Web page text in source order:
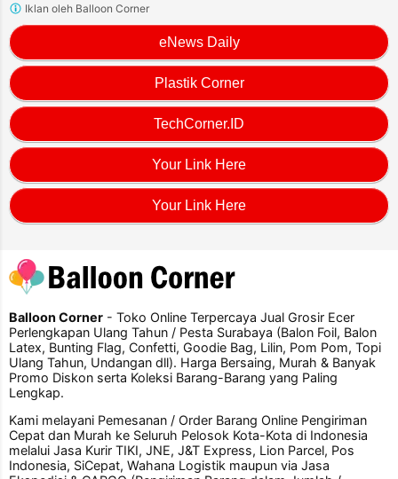
eNews Daily
Plastik Corner
TechCorner.ID
Your Link Here
Your Link Here
Iklan oleh Balloon Corner
Balloon Corner - Toko Online Terpercaya Jual Grosir Ecer
Perlengkapan Ulang Tahun / Pesta Surabaya (Balon Foil, Balon
Latex, Bunting Flag, Confetti, Goodie Bag, Lilin, Pom Pom, Topi
Ulang Tahun, Undangan dll). Harga Bersaing, Murah & Banyak
Promo Diskon serta Koleksi Barang-Barang yang Paling
Lengkap.
Kami melayani Pemesanan / Order Barang Online Pengiriman
Cepat dan Murah ke Seluruh Pelosok Kota-Kota di Indonesia
melalui Jasa Kurir TIKI, JNE, J&T Express, Lion Parcel, Pos
Indonesia, SiCepat, Wahana Logistik maupun via Jasa